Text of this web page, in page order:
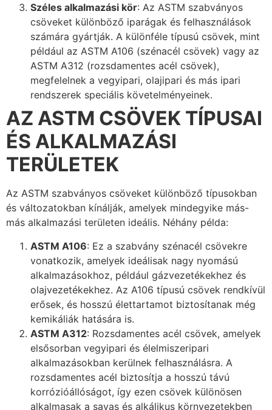
Széles alkalmazási kör: Az ASTM szabványos
csöveket különböző iparágak és felhasználások
számára gyártják. A különféle típusú csövek, mint
például az ASTM A106 (szénacél csövek) vagy az
ASTM A312 (rozsdamentes acél csövek),
megfelelnek a vegyipari, olajipari és más ipari
rendszerek speciális követelményeinek.
AZ ASTM CSÖVEK TÍPUSAI
ÉS ALKALMAZÁSI
TERÜLETEK
Az ASTM szabványos csöveket különböző típusokban
és változatokban kínálják, amelyek mindegyike más-
más alkalmazási területen ideális. Néhány példa:
ASTM A106: Ez a szabvány szénacél csövekre
vonatkozik, amelyek ideálisak nagy nyomású
alkalmazásokhoz, például gázvezetékekhez és
olajvezetékekhez. Az A106 típusú csövek rendkívül
erősek, és hosszú élettartamot biztosítanak még
kemikáliák hatására is.
ASTM A312: Rozsdamentes acél csövek, amelyek
elsősorban vegyipari és élelmiszeripari
alkalmazásokban kerülnek felhasználásra. A
rozsdamentes acél biztosítja a hosszú távú
korrózióállóságot, így ezen csövek különösen
alkalmasak a savas és alkálikus környezetekben